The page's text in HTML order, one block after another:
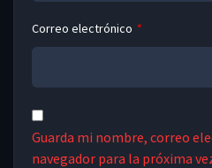
Correo electrónico *
Guarda mi nombre, correo
navegador para la próxima